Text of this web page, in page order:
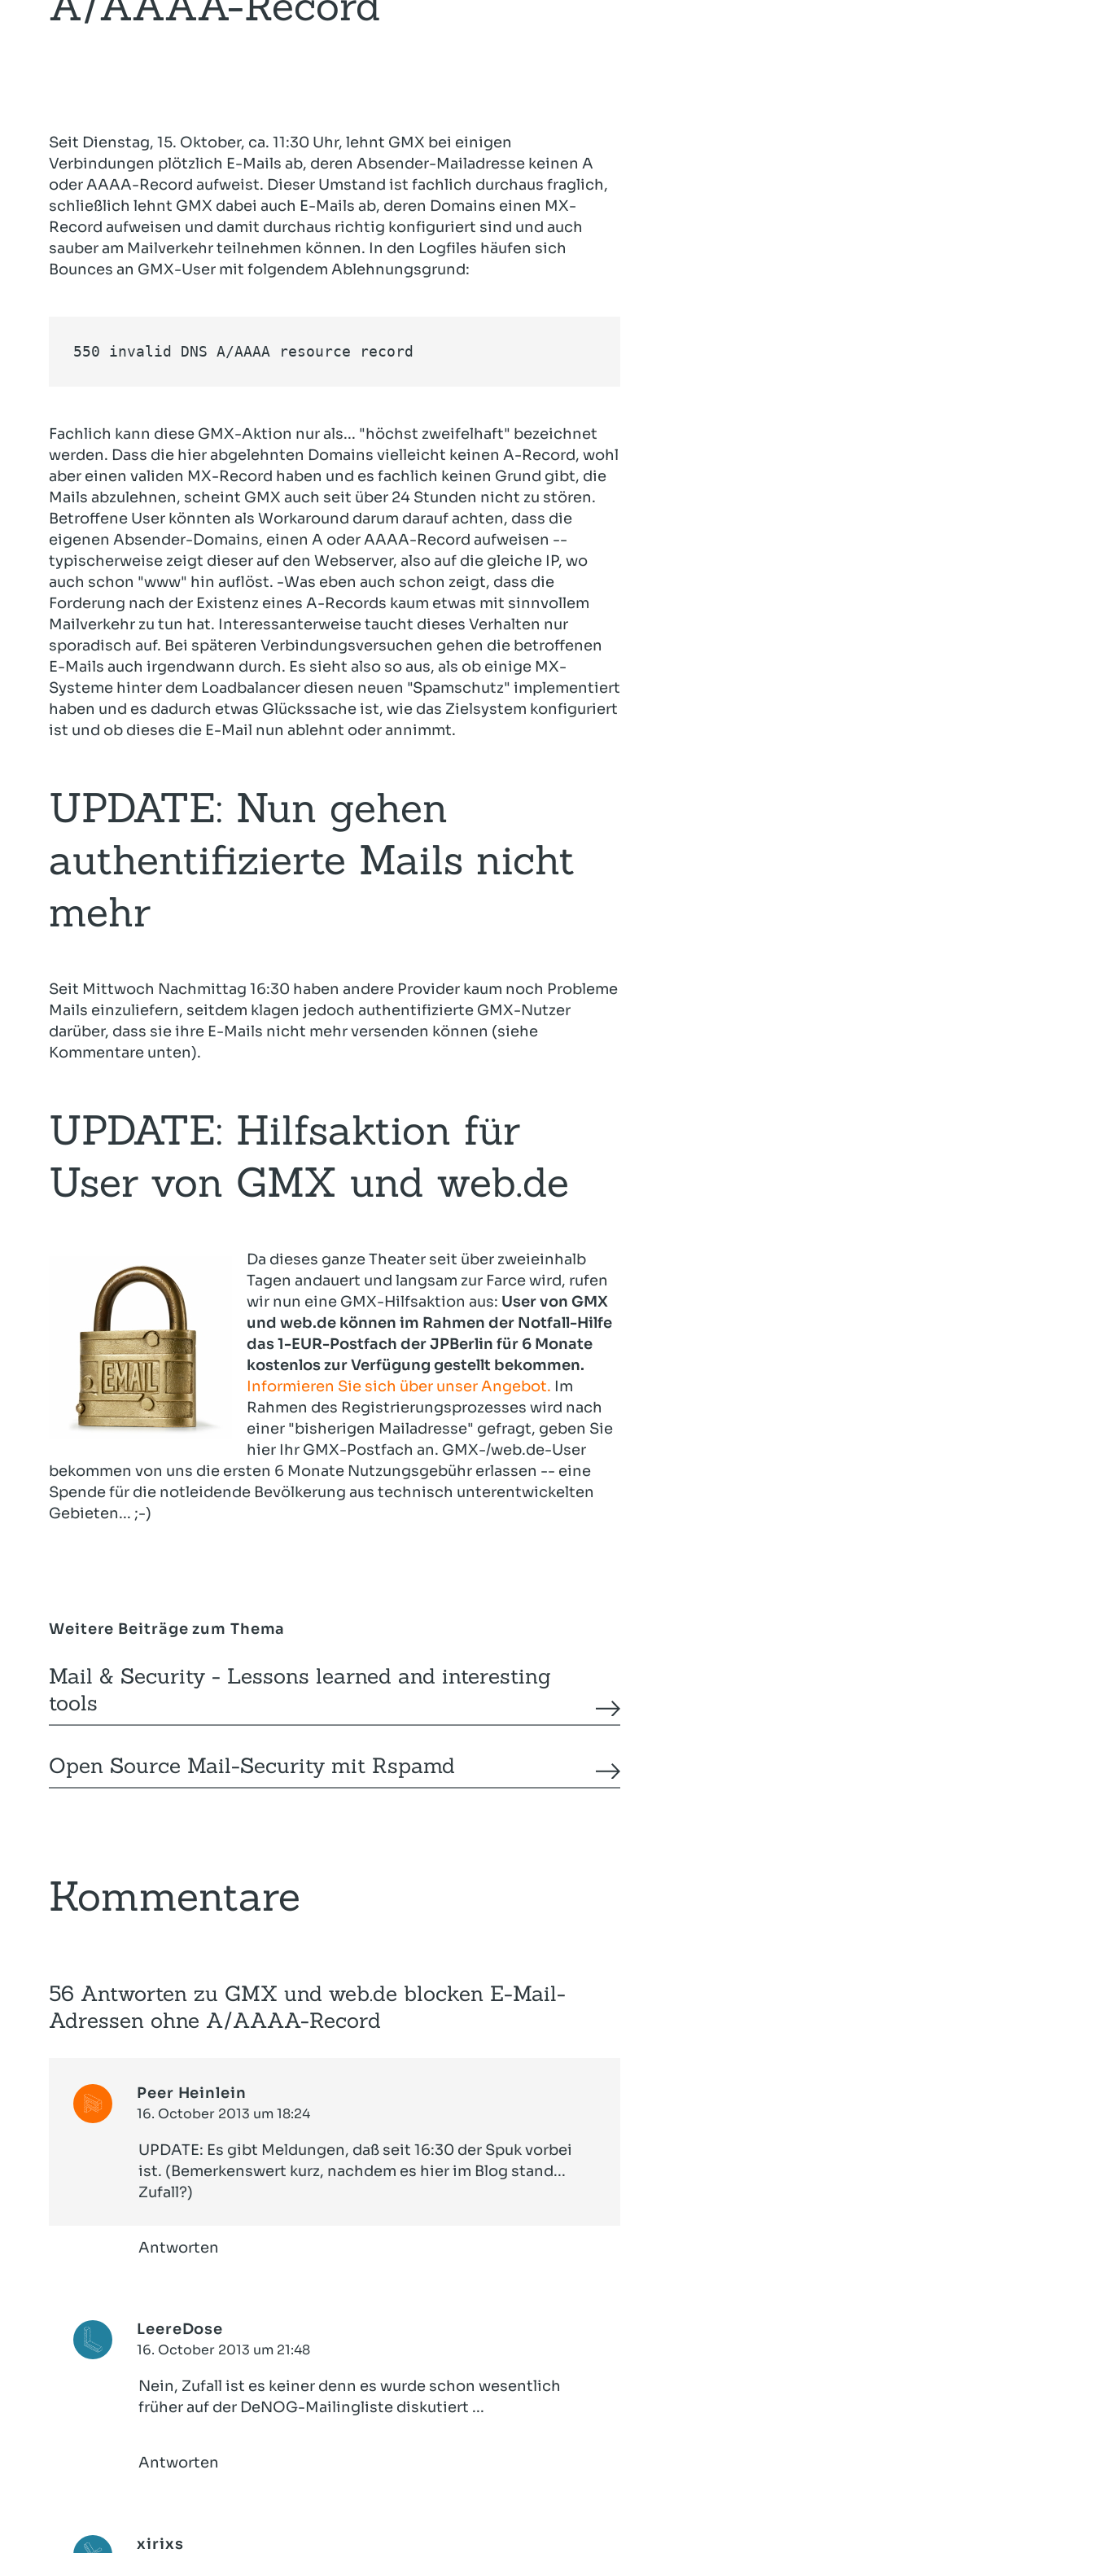
Seit Dienstag, 15. Oktober, ca. 11:30 Uhr, lehnt GMX bei einigen
Verbindungen plötzlich E-Mails ab, deren Absender-Mailadresse keinen A
oder AAAA-Record aufweist. Dieser Umstand ist fachlich durchaus fraglich,
schließlich lehnt GMX dabei auch E-Mails ab, deren Domains einen MX-
Record aufweisen und damit durchaus richtig konfiguriert sind und auch
sauber am Mailverkehr teilnehmen können. In den Logfiles häufen sich
Bounces an GMX-User mit folgendem Ablehnungsgrund:
550 invalid DNS A/AAAA resource record
Fachlich kann diese GMX-Aktion nur als... "höchst zweifelhaft" bezeichnet
werden. Dass die hier abgelehnten Domains vielleicht keinen A-Record, wohl
aber einen validen MX-Record haben und es fachlich keinen Grund gibt, die
Mails abzulehnen, scheint GMX auch seit über 24 Stunden nicht zu stören.
Betroffene User könnten als Workaround darum darauf achten, dass die
eigenen Absender-Domains, einen A oder AAAA-Record aufweisen --
typischerweise zeigt dieser auf den Webserver, also auf die gleiche IP, wo
auch schon "www" hin auflöst. -Was eben auch schon zeigt, dass die
Forderung nach der Existenz eines A-Records kaum etwas mit sinnvollem
Mailverkehr zu tun hat. Interessanterweise taucht dieses Verhalten nur
sporadisch auf. Bei späteren Verbindungsversuchen gehen die betroffenen
E-Mails auch irgendwann durch. Es sieht also so aus, als ob einige MX-
Systeme hinter dem Loadbalancer diesen neuen "Spamschutz" implementiert
haben und es dadurch etwas Glückssache ist, wie das Zielsystem konfiguriert
ist und ob dieses die E-Mail nun ablehnt oder annimmt.
UPDATE: Nun gehen
authentifizierte Mails nicht
mehr
Seit Mittwoch Nachmittag 16:30 haben andere Provider kaum noch Probleme
Mails einzuliefern, seitdem klagen jedoch authentifizierte GMX-Nutzer
darüber, dass sie ihre E-Mails nicht mehr versenden können (siehe
Kommentare unten).
UPDATE: Hilfsaktion für
User von GMX und web.de
Da dieses ganze Theater seit über zweieinhalb
Tagen andauert und langsam zur Farce wird, rufen
wir nun eine GMX-Hilfsaktion aus: User von GMX
und web.de können im Rahmen der Notfall-Hilfe
das 1-EUR-Postfach der JPBerlin für 6 Monate
kostenlos zur Verfügung gestellt bekommen.
Informieren Sie sich über unser Angebot. Im
Rahmen des Registrierungsprozesses wird nach
einer "bisherigen Mailadresse" gefragt, geben Sie
hier Ihr GMX-Postfach an. GMX-/web.de-User
bekommen von uns die ersten 6 Monate Nutzungsgebühr erlassen -- eine
Spende für die notleidende Bevölkerung aus technisch unterentwickelten
Gebieten... ;-)
Weitere Beiträge zum Thema
Mail & Security - Lessons learned and interesting
tools
Open Source Mail-Security mit Rspamd
Kommentare
56 Antworten zu GMX und web.de blocken E-Mail-
Adressen ohne A/AAAA-Record
Peer Heinlein
16. October 2013 um 18:24
UPDATE: Es gibt Meldungen, daß seit 16:30 der Spuk vorbei
ist. (Bemerkenswert kurz, nachdem es hier im Blog stand...
Zufall?)
Antworten
LeereDose
16. October 2013 um 21:48
Nein, Zufall ist es keiner denn es wurde schon wesentlich
früher auf der DeNOG-Mailingliste diskutiert ...
Antworten
xirixs